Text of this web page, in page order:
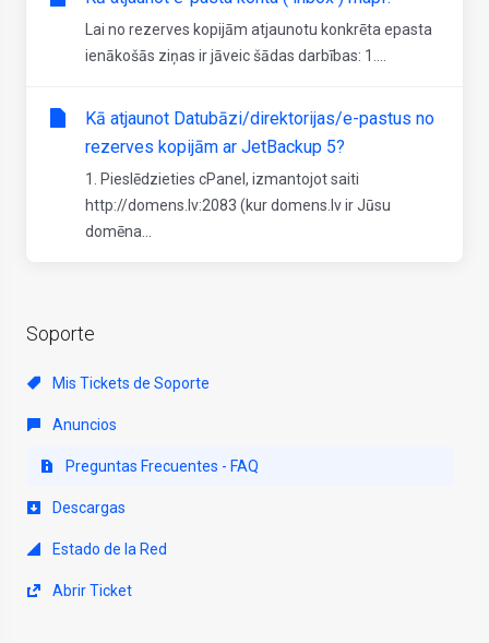
Soporte
Mis Tickets de Soporte
Anuncios
Preguntas Frecuentes - FAQ
Descargas
Estado de la Red
Abrir Ticket
Lai no rezerves kopijām atjaunotu konkrēta epasta
ienākošās ziņas ir jāveic šādas darbības: 1....
Kā atjaunot Datubāzi/direktorijas/e-pastus no
rezerves kopijām ar JetBackup 5?
1. Pieslēdzieties cPanel, izmantojot saiti
http://domens.lv:2083 (kur domens.lv ir Jūsu
domēna...